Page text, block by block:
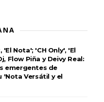
'El Nota'; 'CH Only', 'El
Flow Piña y Deivy Real:
emergentes de
'Nota Versátil y el